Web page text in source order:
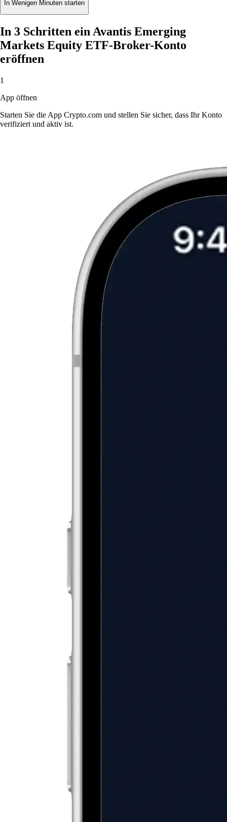
In Wenigen Minuten starten
In 3 Schritten ein Avantis Emerging
Markets Equity ETF-Broker-Konto
eröffnen
1
App öffnen
Starten Sie die App Crypto.com und stellen Sie sicher, dass Ihr Konto
verifiziert und aktiv ist.